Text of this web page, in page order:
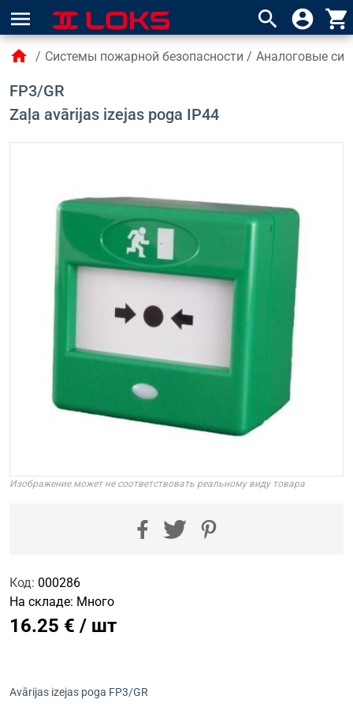
menu search account_circle shopping_cart
home / Системы пожарной безопасности / Аналоговые
FP3/GR
Zaļa avārijas izejas poga IP44
Изображение может не соответствовать реальному виду товара
Код: 000286
На складе: Много
16.25 € / шт
Avārijas izejas poga FP3/GR